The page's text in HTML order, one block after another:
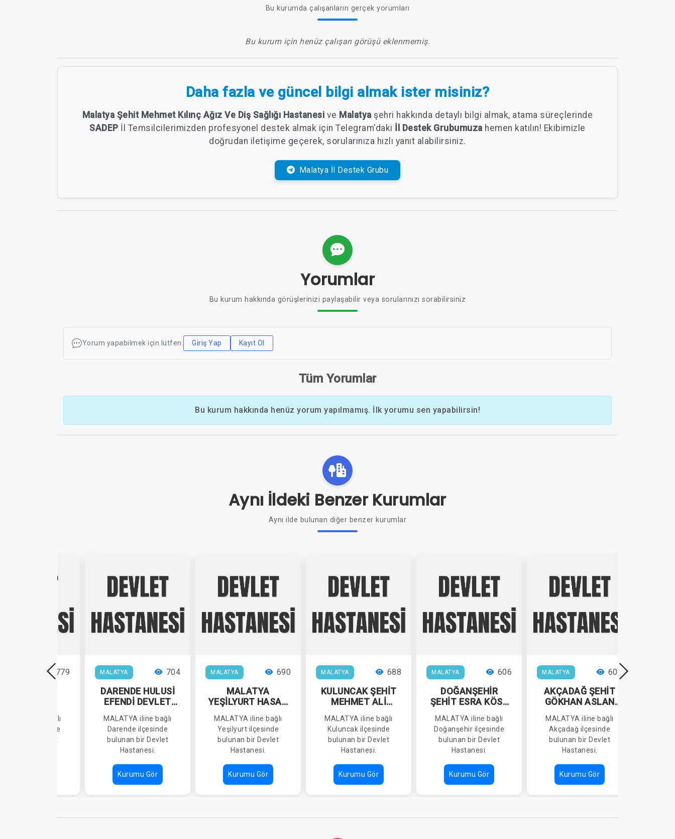
Bu kurumda çalışanların gerçek yorumları
Bu kurum için henüz çalışan görüşü eklenmemiş.
Daha fazla ve güncel bilgi almak ister misiniz?
Malatya Şehit Mehmet Kılınç Ağız Ve Diş Sağlığı Hastanesi ve Malatya şehri hakkında detaylı bilgi almak, atama süreçlerinde
SADEP İl Temsilcilerimizden profesyonel destek almak için Telegram'daki İl Destek Grubumuza hemen katılın! Ekibimizle
doğrudan iletişime geçerek, sorularınıza hızlı yanıt alabilirsiniz.
Malatya İl Destek Grubu
Yorumlar
Bu kurum hakkında görüşlerinizi paylaşabilir veya sorularınızı sorabilirsiniz
Yorum yapabilmek için lütfen: Giriş Yap Kayıt Ol
Tüm Yorumlar
Bu kurum hakkında henüz yorum yapılmamış. İlk yorumu sen yapabilirsin!
Aynı İldeki Benzer Kurumlar
Aynı ilde bulunan diğer benzer kurumlar
779
iline bağlı
ilçesinde
bir Devlet
MALATYA 704
DARENDE HULUSİ
EFENDİ DEVLET
MALATYA iline bağlı
Darende ilçesinde
bulunan bir Devlet
Hastanesi.
Kurumu Gör
MALATYA 690
MALATYA
YEŞİLYURT HASAN
HASTANESİ
MALATYA iline bağlı
Yeşilyurt ilçesinde
bulunan bir Devlet
Hastanesi.
Kurumu Gör
MALATYA 688
KULUNCAK ŞEHİT
MEHMET ALİ
DEVLET
HASTANESİ
MALATYA iline bağlı
Kuluncak ilçesinde
bulunan bir Devlet
Hastanesi.
Kurumu Gör
MALATYA 606
DOĞANŞEHİR
ŞEHİT ESRA KÖSE
HASTANESİ
MALATYA iline bağlı
Doğanşehir ilçesinde
bulunan bir Devlet
Hastanesi.
Kurumu Gör
MALATYA 603
AKÇADAĞ ŞEHİT
GÖKHAN ASLAN
HASTANESİ
MALATYA iline bağlı
Akçadağ ilçesinde
bulunan bir Devlet
Hastanesi.
Kurumu Gör